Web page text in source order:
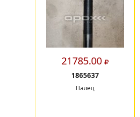
21785.00
1865637
Палец